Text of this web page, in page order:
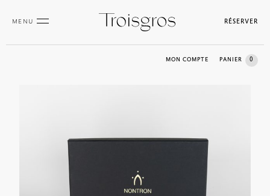
MENU RÉSERVER
MON COMPTE PANIER 0